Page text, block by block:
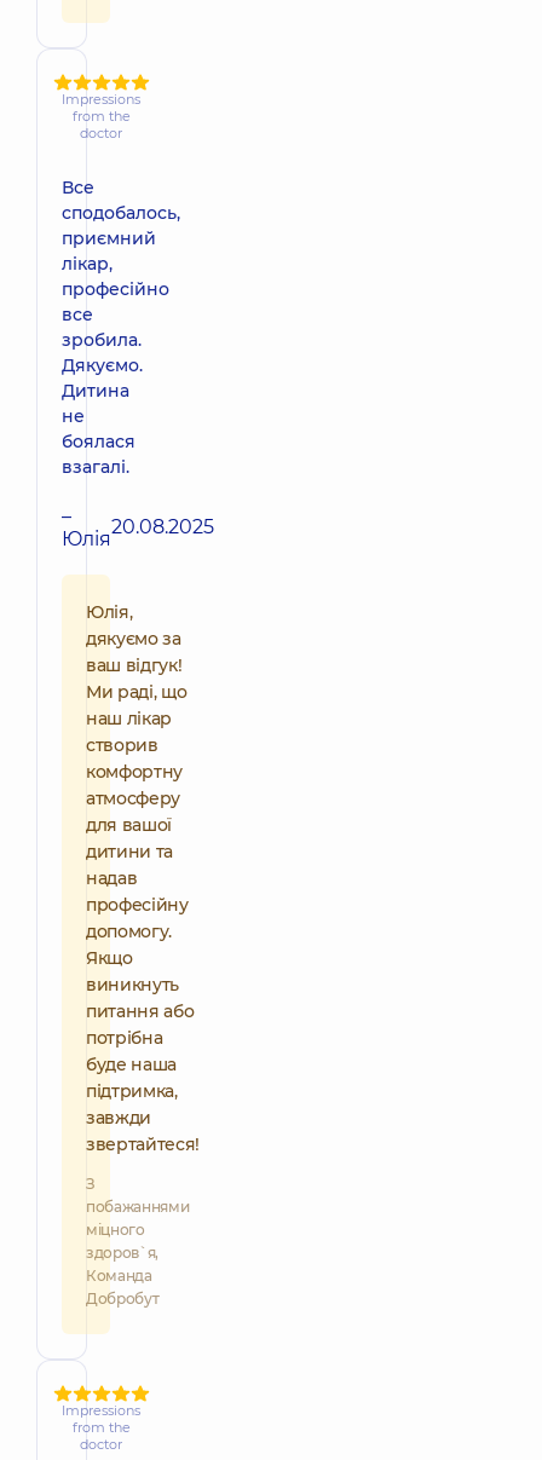
Impressions
from the
doctor
Все
сподобалось,
приємний
лікар,
професійно
все
зробила.
Дякуємо.
Дитина
не
боялася
взагалі.
–
Юлія20.08.2025
Юлія,
дякуємо за
ваш відгук!
Ми раді, що
наш лікар
створив
комфортну
атмосферу
для вашої
дитини та
надав
професійну
допомогу.
Якщо
виникнуть
питання або
потрібна
буде наша
підтримка,
завжди
звертайтеся!
З
побажаннями
міцного
здоров`я,
Команда
Добробут
Impressions
from the
doctor